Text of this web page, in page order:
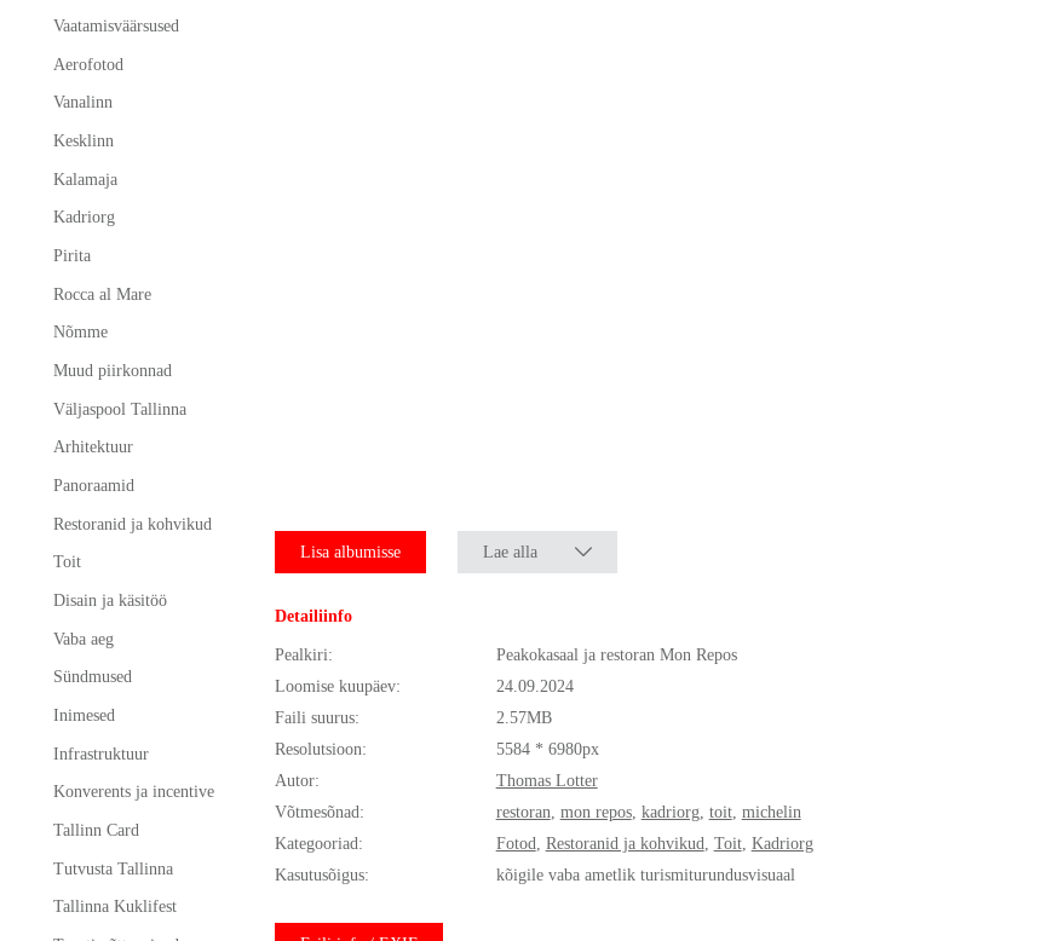
Vaatamisväärsused
Aerofotod
Vanalinn
Kesklinn
Kalamaja
Kadriorg
Pirita
Rocca al Mare
Nõmme
Muud piirkonnad
Väljaspool Tallinna
Arhitektuur
Panoraamid
Restoranid ja kohvikud
Toit
Disain ja käsitöö
Vaba aeg
Sündmused
Inimesed
Infrastruktuur
Konverents ja incentive
Tallinn Card
Tutvusta Tallinna
Tallinna Kuklifest
Lisa albumisse Lae alla
Detailiinfo
Pealkiri:
Peakokasaal ja restoran Mon Repos
Loomise kuupäev:
24.09.2024
Faili suurus:
2.57MB
Resolutsioon:
5584 * 6980px
Autor:
Thomas Lotter
Võtmesõnad:
restoran mon repos, kadriorg, toit, michelin
Kategooriad:
Fotod Restoranid ja kohvikud Toit, Kadriorg
Kasutusõigus:
kõigile vaba ametlik turismiturundusvisuaal